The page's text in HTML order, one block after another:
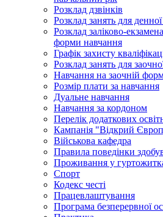
Розклад дзвінків
Розклад занять для
Розклад заліково-
форми навчання
Графік захисту
Розклад занять для
Навчання на заочній
Розмір плати за навчання
Дуальне навчання
Навчання за кордоном
Перелік додаткових
Кампанія "Відкрий
Військова кафедра
Правила поведінки
Проживання у
Спорт
Кодекс честі
Працевлаштування
Програма безперервної